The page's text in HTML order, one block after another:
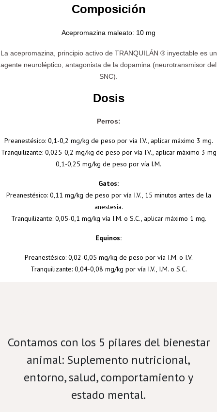
Composición
Acepromazina maleato: 10 mg
La acepromazina, principio activo de TRANQUILÁN ® inyectable es un
agente neuroléptico, antagonista de la dopamina (neurotransmisor del
SNC).
Dosis
Perros:
Preanestésico: 0,1-0,2 mg/kg de peso por vía I.V., aplicar máximo 3 mg.
Tranquilizante: 0,025-0,2 mg/kg de peso por vía I.V., aplicar máximo 3 mg
0,1-0,25 mg/kg de peso por vía I.M.
Gatos:
Preanestésico: 0,11 mg/kg de peso por vía I.V., 15 minutos antes de la
anestesia.
Tranquilizante: 0,05-0,1 mg/kg vía I.M. o S.C., aplicar máximo 1 mg.
Equinos:
Preanestésico: 0,02-0,05 mg/kg de peso por vía I.M. o I.V.
Tranquilizante: 0,04-0,08 mg/kg por vía I.V., I.M. o S.C.
Contamos con los 5 pilares del bienestar
animal: Suplemento nutricional,
entorno, salud, comportamiento y
estado mental.